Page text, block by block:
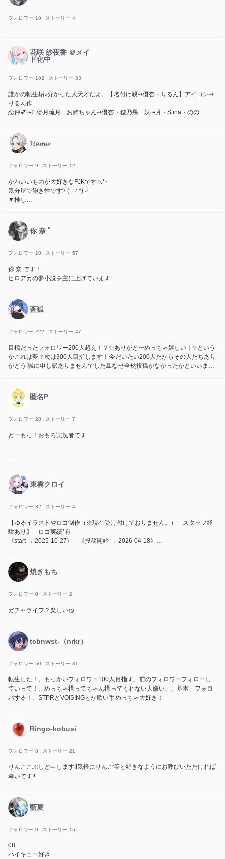
フォロワー 10 ストーリー 4
花咲 紗夜香 ＠メイ
ド化中
フォロワー 102 ストーリー 33
誰かの転生垢♪分かった人天才だよ。【名付け親⇢優杏・りるん】アイコン⇢
りるん作
恋仲💕⇢☾儚月琉月 お姉ちゃん⇢優杏・穂乃果 妹⇢月・Siina・のの 弟⇢
ぬ・ちぐさ🐧/nrkr・上宮羅虎👾🔪🐸・操金盞花〚アヤキンカソウ〛
文字ばっかりで読みにくい💦
𝓗𝓪𝓶𝓾
フォロワー 9 ストーリー 12
かわいいものが大好きなFJKです‪ෆ‪.*･
気分屋で飽き性です𓆩 (ᐡ ∵ ᐡ) 𓆪
▼推し
▼好きなアニメ
君に届け、薫る花は凛と咲く、名探偵コナン、HUNTER×HUNTER、暗殺教
你 奈 ﾟ
フォロワー 10 ストーリー 57
你 奈 です！
ヒロアカの夢小説を主に上げています
蒼狐
フォロワー 222 ストーリー 47
目標だったフォロワー200人超え！？✨️ありがと〜めっちゃ嬉しい！✨️という
かこれは夢？次は300人目指します！今だいたい200人だからその人たちあり
がとう!誠に申し訳ありませんでした🙇なぜ全然投稿がなかったかといいます
ません、フォロー中を整理させていただきます
匿名P
フォロワー 28 ストーリー 7
どーもっ！おもろ実況者です
俺の彼女にしたい
東雲クロイ
フォロワー 82 ストーリー 4
【ゆるイラストやロゴ制作（※現在受け付けておりません。） スタッフ経
験あり】 ロゴ実績*有
《start → 2025-10-27》 《投稿開始 → 2026-04-18》
【付fm→🐺💧 🐺⚡】
焼きもち
フォロワー 0 ストーリー 2
ガチャライフ？楽しいね
tcbnwst-（nrkr）
フォロワー 50 ストーリー 31
転生した！、もっかいフォロワー100人目指す、前のフォロワーフォローし
ていって！、めっちゃ構ってちゃん構ってくれない人嫌い、、基本、フォロ
バする！、STPRとVOISINGとか歌い手めっちゃ大好き！
Ringo-kobusi
フォロワー 8 ストーリー 21
りんごこぶしと申します‼︎気軽にりんご等と好きなようにお呼びいただければ
幸いです‼︎
藍夏
フォロワー 0 ストーリー 15
08
ハイキュー好き